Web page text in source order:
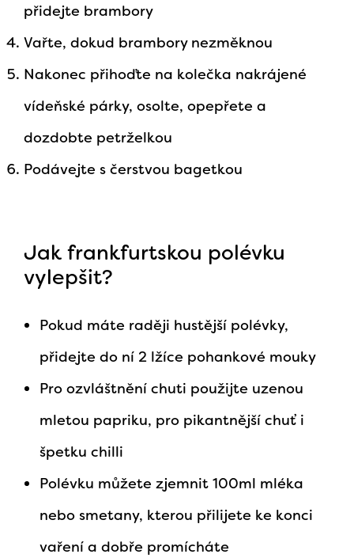
přidejte brambory
Vařte, dokud brambory nezměknou
Nakonec přihoďte na kolečka nakrájené
vídeňské párky, osolte, opepřete a
dozdobte petrželkou
Podávejte s čerstvou bagetkou
Jak frankfurtskou polévku
vylepšit?
Pokud máte raději hustější polévky,
přidejte do ní 2 lžíce pohankové mouky
Pro ozvláštnění chuti použijte uzenou
mletou papriku, pro pikantnější chuť i
špetku chilli
Polévku můžete zjemnit 100ml mléka
nebo smetany, kterou přilijete ke konci
vaření a dobře promícháte